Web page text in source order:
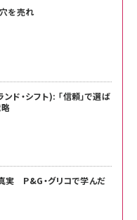
を売れ
・シフト): 「信頼」で選ば
実 P&G・グリコで学んだ